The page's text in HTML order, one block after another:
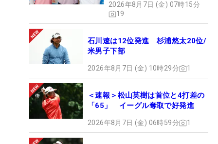
2026年8月7日 (金) 07時15分
19
石川遼は12位発進 杉浦悠太20位/
米男子下部
2026年8月7日 (金) 10時29分 1
＜速報＞松山英樹は首位と4打差の
「65」 イーグル奪取で好発進
2026年8月7日 (金) 06時59分 1